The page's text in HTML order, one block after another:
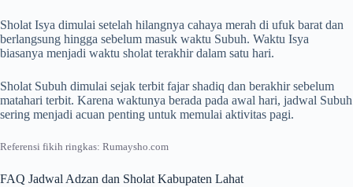
Sholat Isya dimulai setelah hilangnya cahaya merah di ufuk barat dan
berlangsung hingga sebelum masuk waktu Subuh. Waktu Isya
biasanya menjadi waktu sholat terakhir dalam satu hari.
Sholat Subuh dimulai sejak terbit fajar shadiq dan berakhir sebelum
matahari terbit. Karena waktunya berada pada awal hari, jadwal Subuh
sering menjadi acuan penting untuk memulai aktivitas pagi.
Referensi fikih ringkas: Rumaysho.com
FAQ Jadwal Adzan dan Sholat Kabupaten Lahat